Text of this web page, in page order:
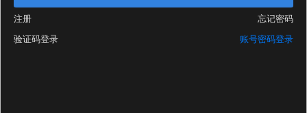
注册
忘记密码
验证码登录
账号密码登录